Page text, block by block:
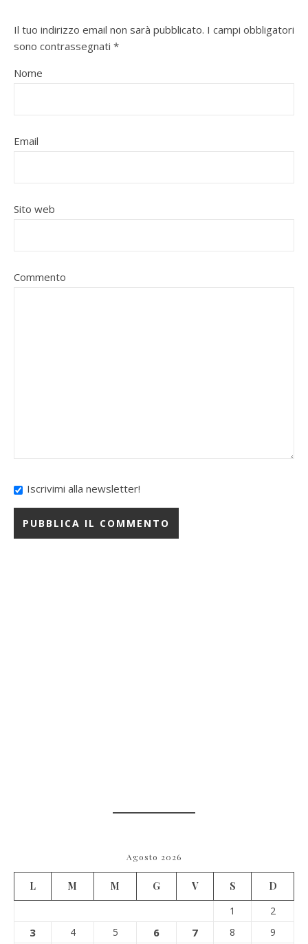
Il tuo indirizzo email non sarà pubblicato. I campi obbligatori
sono contrassegnati *
Nome
Email
Sito web
Commento
Iscrivimi alla newsletter!
Agosto 2026
L M M G V S
D
1
2
3 4 5 6 7 8
9